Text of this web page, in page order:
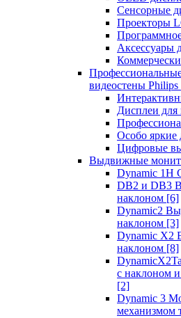
Сенсорные
Проекторы
Аксессуары
видеостены Philips
Дисплеи для
Особо яркие
Цифровые
Выдвижные
Dynamic 1Н
DB2 и DB3
наклоном [6]
Dynamic2
наклоном [3]
Dynamic X2
наклоном [8]
с наклоном
[2]
Dynamic 3
механизмом